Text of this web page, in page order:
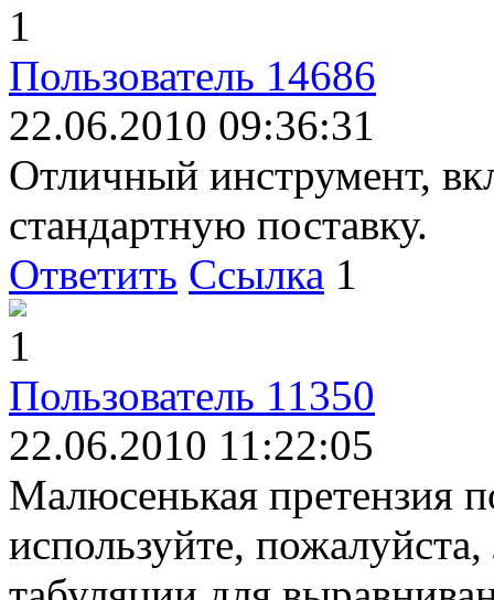
1
Пользователь 14686
22.06.2010 09:36:31
Отличный инструмент,
стандартную поставку.
Ответить Ссылка 1
1
Пользователь 11350
22.06.2010 11:22:05
Малюсенькая претензия
используйте,